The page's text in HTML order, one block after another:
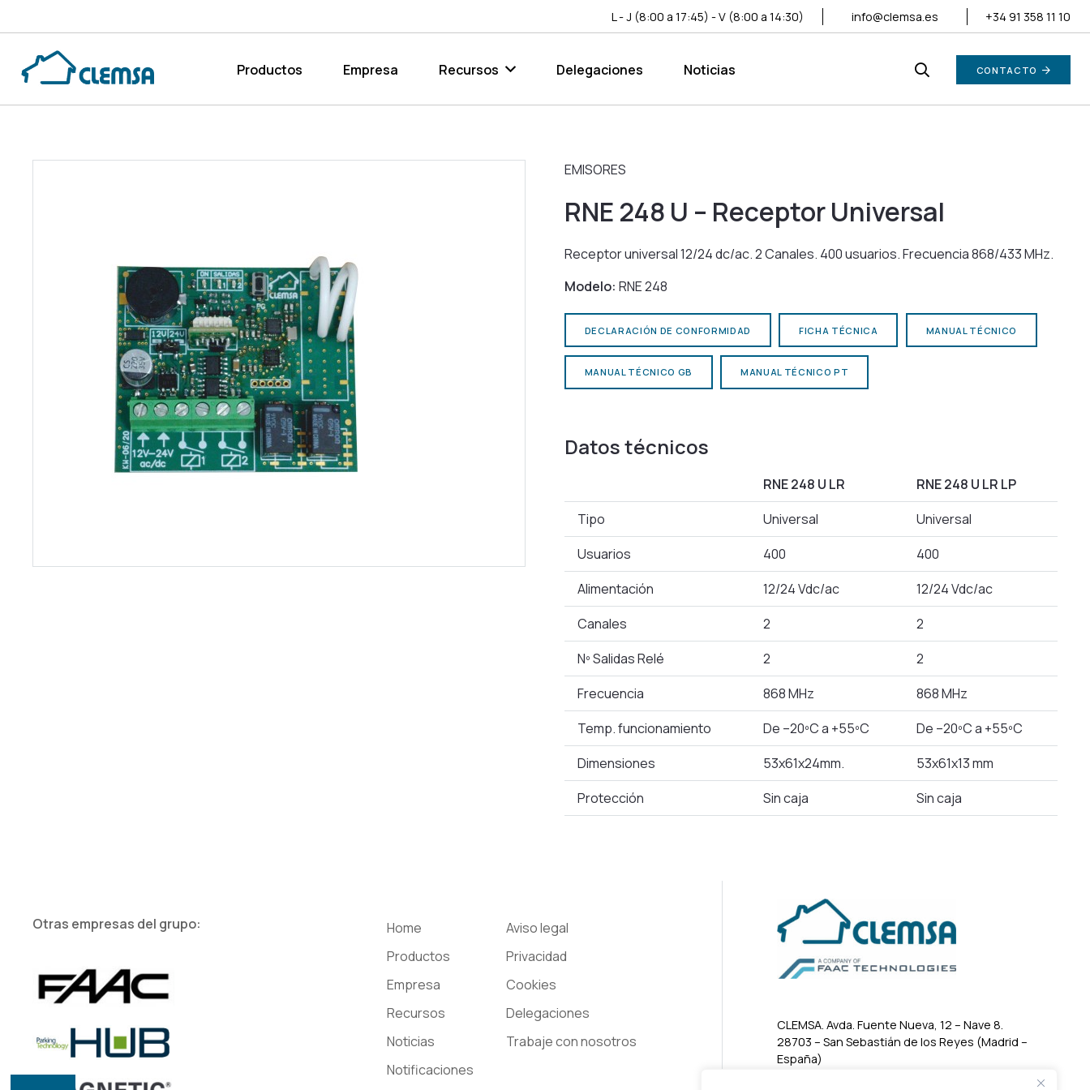
L - J (8:00 a 17:45) - V (8:00 a 14:30) info@clemsa.es +34 91 358 11 10
Productos Empresa Recursos Delegaciones Noticias CONTACTO
EMISORES
RNE 248 U – Receptor Universal
Receptor universal 12/24 dc/ac. 2 Canales. 400 usuarios. Frecuencia 868/433 MHz.
Modelo: RNE 248
DECLARACIÓN DE CONFORMIDAD FICHA TÉCNICA MANUAL TÉCNICO
MANUAL TÉCNICO GB MANUAL TÉCNICO PT
Datos técnicos
RNE 248 U LR
RNE 248 U LR LP
Tipo
Universal
Universal
Usuarios
400
400
Alimentación
12/24 Vdc/ac
12/24 Vdc/ac
Canales
2
2
Nº Salidas Relé
2
2
Frecuencia
868 MHz
868 MHz
Temp. funcionamiento
De –20ºC a +55ºC
De –20ºC a +55ºC
Dimensiones
53x61x24mm.
53x61x13 mm
Protección
Sin caja Sin caja
Otras empresas del grupo:
Home
Productos
Empresa
Recursos
Noticias
Notificaciones
Aviso legal
Privacidad
Cookies
Delegaciones
Trabaje con nosotros
CLEMSA. Avda. Fuente Nueva, 12 – Nave 8.
28703 – San Sebastián de los Reyes (Madrid –
España)